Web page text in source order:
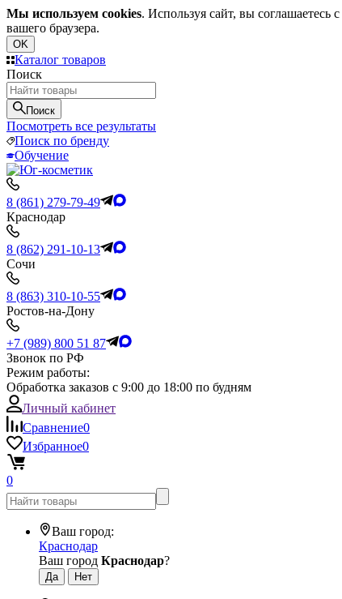
Мы используем cookies. Используя сайт, вы соглашаетесь с
вашего браузера.
OK
Каталог товаров
Поиск
Поиск
Посмотреть все результаты
Поиск по бренду
Обучение
8 (861) 279-79-49
Краснодар
8 (862) 291-10-13
Сочи
8 (863) 310-10-55
Ростов-на-Дону
+7 (989) 800 51 87
Звонок по РФ
Режим работы:
Обработка заказов с 9:00 до 18:00 по будням
Личный кабинет
Сравнение0
Избранное0
0
Ваш город:
Краснодар
Ваш город Краснодар?